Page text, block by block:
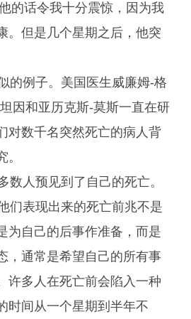
的话令我十分震惊，因为我
。但是几个星期之后，他突
例子。美国医生威廉姆-格
因和亚历克斯-莫斯一直在研
对数千名突然死亡的病人背
人预见到了自己的死亡。
表现出来的死亡前兆不是
为自己的后事作准备，而是
，通常是希望自己的所有事
许多人在死亡前会陷入一种
时间从一个星期到半年不